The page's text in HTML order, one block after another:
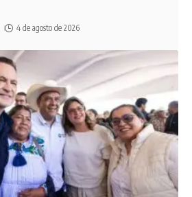
4 de agosto de 2026